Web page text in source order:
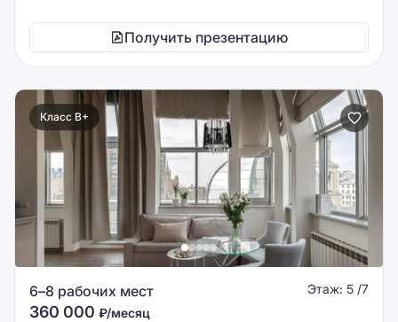
Получить презентацию
Класс B+
6–8 рабочих мест Этаж: 5 /7
360 000 ₽/месяц